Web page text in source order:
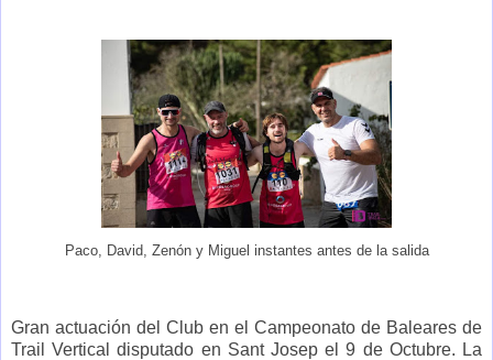
Paco, David, Zenón y Miguel instantes antes de la salida
Gran actuación del Club en el Campeonato de Baleares de
Trail Vertical disputado en Sant Josep el 9 de Octubre. La